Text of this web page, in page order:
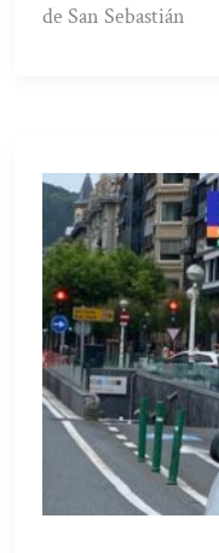
de San Sebastián